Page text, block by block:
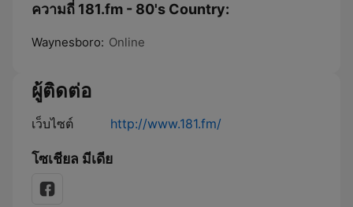
ความถี่ 181.fm - 80's Country:
Waynesboro: Online
ผู้ติดต่อ
เว็บไซต์ http://www.181.fm/
โซเชียล มีเดีย